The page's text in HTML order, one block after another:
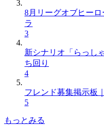
8月リーグオブヒー
ラ
3
新シナリオ「らっし
ち回り
4
フレンド募集掲示板
5
もっとみる